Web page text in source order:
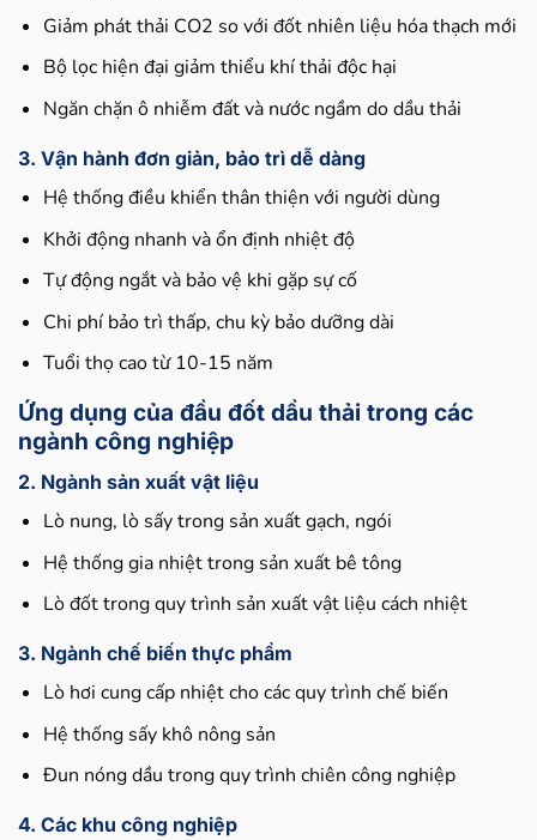
Giảm phát thải CO2 so với đốt nhiên liệu hóa thạch mới
Bộ lọc hiện đại giảm thiểu khí thải độc hại
Ngăn chặn ô nhiễm đất và nước ngầm do dầu thải
3. Vận hành đơn giản, bảo trì dễ dàng
Hệ thống điều khiển thân thiện với người dùng
Khởi động nhanh và ổn định nhiệt độ
Tự động ngắt và bảo vệ khi gặp sự cố
Chi phí bảo trì thấp, chu kỳ bảo dưỡng dài
Tuổi thọ cao từ 10-15 năm
Ứng dụng của đầu đốt dầu thải trong các
ngành công nghiệp
2. Ngành sản xuất vật liệu
Lò nung, lò sấy trong sản xuất gạch, ngói
Hệ thống gia nhiệt trong sản xuất bê tông
Lò đốt trong quy trình sản xuất vật liệu cách nhiệt
3. Ngành chế biến thực phẩm
Lò hơi cung cấp nhiệt cho các quy trình chế biến
Hệ thống sấy khô nông sản
Đun nóng dầu trong quy trình chiên công nghiệp
4. Các khu công nghiệp